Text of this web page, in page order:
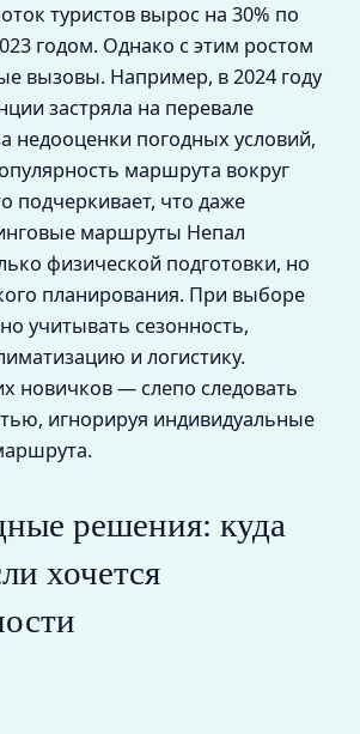
туристов вырос на 30% по
годом. Однако с этим ростом
вызовы. Например, в 2024 году
застряла на перевале
недооценки погодных условий,
маршрута вокруг
подчеркивает, что даже
маршруты Непал
физической подготовки, но
планирования. При выборе
учитывать сезонность,
и логистику.
новичков — слепо следовать
игнорируя индивидуальные
решения: куда
хочется